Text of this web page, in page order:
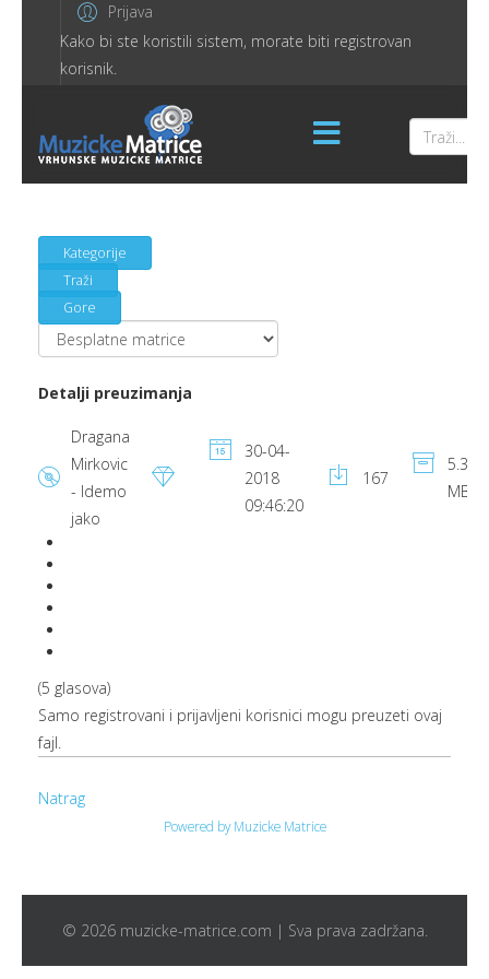
Prijava
Kako bi ste koristili sistem, morate biti registrovan
korisnik.
Kategorije
Traži
Gore
Detalji preuzimanja
Dragana
Mirkovic
- Idemo
jako
30-04-
2018
09:46:20
167
5.32
MB
(5 glasova)
Samo registrovani i prijavljeni korisnici mogu preuzeti ovaj
fajl.
Natrag
Powered by Muzicke Matrice
© 2026 muzicke-matrice.com | Sva prava zadržana.